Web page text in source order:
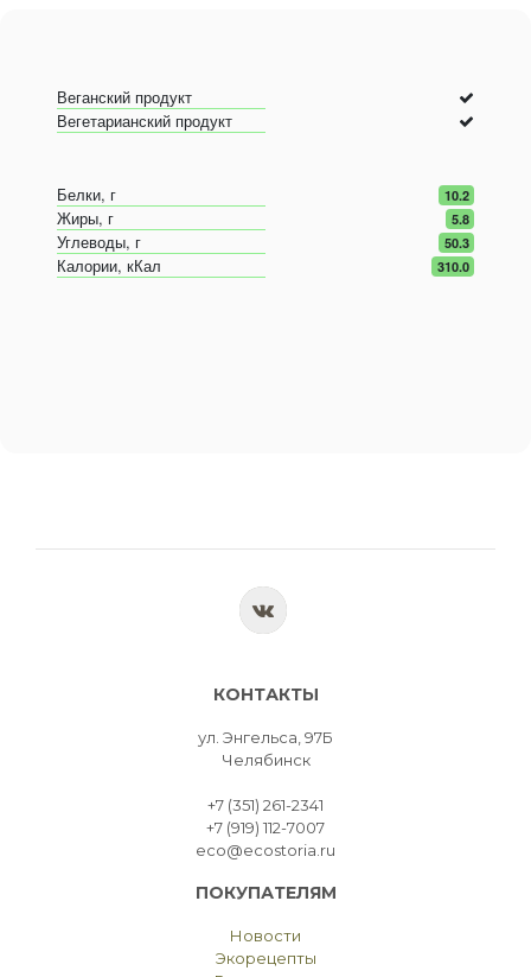
Веганский продукт
Вегетарианский продукт
Белки, г 10.2
Жиры, г 5.8
Углеводы, г 50.3
Калории, кКал 310.0
КОНТАКТЫ
ул. Энгельса, 97Б
Челябинск
+7 (351) 261-2341
+7 (919) 112-7007
eco@ecostoria.ru
ПОКУПАТЕЛЯМ
Новости
Экорецепты